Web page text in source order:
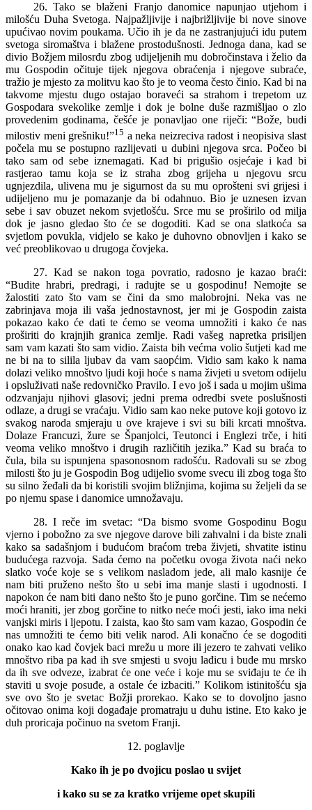
26. Tako se blaženi Franjo danomice napunjao utjehom i
milošću Duha Svetoga. Najpažljivije i najbrižljivije bi nove sinove
upućivao novim poukama. Učio ih je da ne zastranjujući idu putem
svetoga siromaštva i blažene prostodušnosti. Jednoga dana, kad se
divio Božjem milosrđu zbog udijeljenih mu dobročinstava i želio da
mu Gospodin očituje tijek njegova obraćenja i njegove subraće,
tražio je mjesto za molitvu kao što je to veoma često činio. Kad bi na
takvome mjestu dugo ostajao boraveći sa strahom i trepetom uz
Gospodara svekolike zemlje i dok je bolne duše razmišljao o zlo
provedenim godinama, češće je ponavljao one riječi: “Bože, budi
milostiv meni grešniku!”15 a neka neizreciva radost i neopisiva slast
počela mu se postupno razlijevati u dubini njegova srca. Počeo bi
tako sam od sebe iznemagati. Kad bi prigušio osjećaje i kad bi
rastjerao tamu koja se iz straha zbog grijeha u njegovu srcu
ugnjezdila, ulivena mu je sigurnost da su mu oprošteni svi grijesi i
udijeljeno mu je pomazanje da bi odahnuo. Bio je uznesen izvan
sebe i sav obuzet nekom svjetlošću. Srce mu se proširilo od milja
dok je jasno gledao što će se dogoditi. Kad se ona slatkoća sa
svjetlom povukla, vidjelo se kako je duhovno obnovljen i kako se
već preoblikovao u drugoga čovjeka.
27. Kad se nakon toga povratio, radosno je kazao braći:
“Budite hrabri, predragi, i radujte se u gospodinu! Nemojte se
žalostiti zato što vam se čini da smo malobrojni. Neka vas ne
zabrinjava moja ili vaša jednostavnost, jer mi je Gospodin zaista
pokazao kako će dati te ćemo se veoma umnožiti i kako će nas
proširiti do krajnjih granica zemlje. Radi vašeg napretka prisiljen
sam vam kazati što sam vidio. Zaista bih većma volio šutjeti kad me
ne bi na to silila ljubav da vam saopćim. Vidio sam kako k nama
dolazi veliko mnoštvo ljudi koji hoće s nama živjeti u svetom odijelu
i opsluživati naše redovničko Pravilo. I evo još i sada u mojim ušima
odzvanjaju njihovi glasovi; jedni prema odredbi svete poslušnosti
odlaze, a drugi se vraćaju. Vidio sam kao neke putove koji gotovo iz
svakog naroda smjeraju u ove krajeve i svi su bili krcati mnoštva.
Dolaze Francuzi, žure se Španjolci, Teutonci i Englezi trče, i hiti
veoma veliko mnoštvo i drugih različitih jezika.” Kad su braća to
čula, bila su ispunjena spasonosnom radošću. Radovali su se zbog
milosti što ju je Gospodin Bog udijelio svome svecu ili zbog toga što
su silno žeđali da bi koristili svojim bližnjima, kojima su željeli da se
po njemu spase i danomice umnožavaju.
28. I reče im svetac: “Da bismo svome Gospodinu Bogu
vjerno i pobožno za sve njegove darove bili zahvalni i da biste znali
kako sa sadašnjom i budućom braćom treba živjeti, shvatite istinu
budućega razvoja. Sada ćemo na početku ovoga života naći neko
slatko voće koje se s velikom nasladom jede, ali malo kasnije će
nam biti pruženo nešto što u sebi ima manje slasti i ugodnosti. I
napokon će nam biti dano nešto što je puno gorčine. Tim se nećemo
moći hraniti, jer zbog gorčine to nitko neće moći jesti, iako ima neki
vanjski miris i ljepotu. I zaista, kao što sam vam kazao, Gospodin će
nas umnožiti te ćemo biti velik narod. Ali konačno će se dogoditi
onako kao kad čovjek baci mrežu u more ili jezero te zahvati veliko
mnoštvo riba pa kad ih sve smjesti u svoju lađicu i bude mu mrsko
da ih sve odveze, izabrat će one veće i koje mu se sviđaju te će ih
staviti u svoje posuđe, a ostale će izbaciti.” Kolikom istinitošću sja
sve ovo što je svetac Božji prorekao. Kako se to dovoljno jasno
očitovao onima koji događaje promatraju u duhu istine. Eto kako je
duh proricaja počinuo na svetom Franji.
12. poglavlje
Kako ih je po dvojicu poslao u svijet
i kako su se za kratko vrijeme opet skupili